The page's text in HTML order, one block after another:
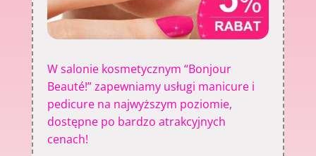
Wsalonie kosmetycznym “Bonjour
Beauté!” zapewniamy usługi manicure i
pedicure na najwyższym poziomie,
dostępne po bardzo atrakcyjnych
cenach!